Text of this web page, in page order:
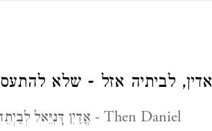
אדין, לביתיה אזל - שלא